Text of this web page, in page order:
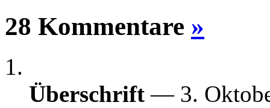
28 Kommentare »
Überschrift — 3.